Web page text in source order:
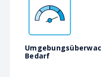
Bedarf